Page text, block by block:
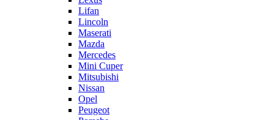
Lifan
Lincoln
Maserati
Mazda
Mercedes
Mini Cuper
Mitsubishi
Nissan
Opel
Peugeot